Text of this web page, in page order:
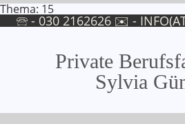
Thema: 15
🕾 - 030 2162626 ✉ -
Private
Sylvia